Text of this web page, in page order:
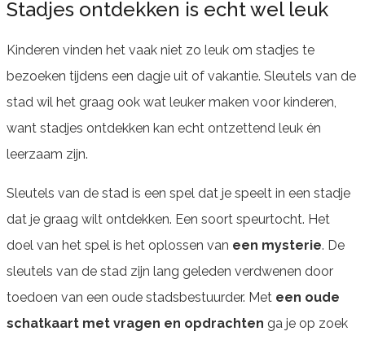
Stadjes ontdekken is echt wel leuk
Kinderen vinden het vaak niet zo leuk om stadjes te
bezoeken tijdens een dagje uit of vakantie. Sleutels van de
stad wil het graag ook wat leuker maken voor kinderen,
want stadjes ontdekken kan echt ontzettend leuk én
leerzaam zijn.
Sleutels van de stad is een spel dat je speelt in een stadje
dat je graag wilt ontdekken. Een soort speurtocht. Het
doel van het spel is het oplossen van een mysterie. De
sleutels van de stad zijn lang geleden verdwenen door
toedoen van een oude stadsbestuurder. Met een oude
schatkaart met vragen en opdrachten ga je op zoek